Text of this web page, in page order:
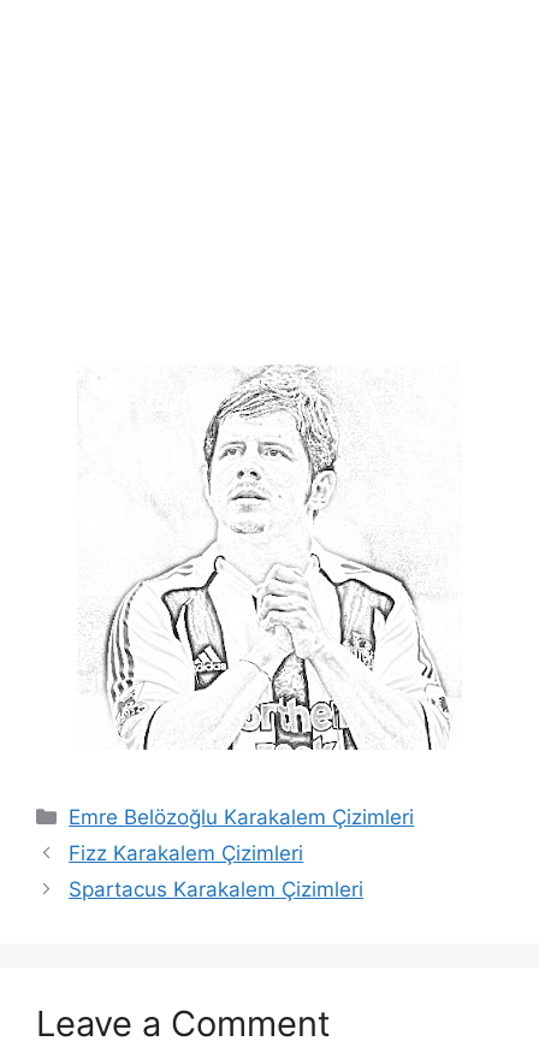
Categories
Emre Belözoğlu Karakalem Çizimleri
Fizz Karakalem Çizimleri
Spartacus Karakalem Çizimleri
Leave a Comment